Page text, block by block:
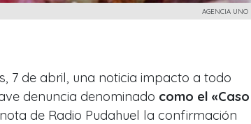
AGENCIA UNO
7 de abril, una noticia impacto a todo
denuncia denominado como el «Caso
de Radio Pudahuel la confirmación